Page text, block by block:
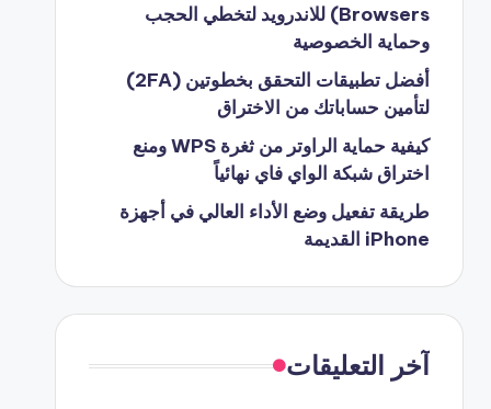
Browsers) للاندرويد لتخطي الحجب
وحماية الخصوصية
أفضل تطبيقات التحقق بخطوتين (2FA)
لتأمين حساباتك من الاختراق
كيفية حماية الراوتر من ثغرة WPS ومنع
اختراق شبكة الواي فاي نهائياً
طريقة تفعيل وضع الأداء العالي في أجهزة
iPhone القديمة
آخر التعليقات